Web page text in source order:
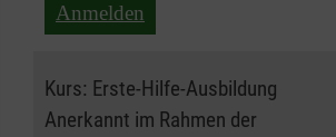
Anmelden
Kurs: Erste-Hilfe-Ausbildung
Anerkannt im Rahmen der